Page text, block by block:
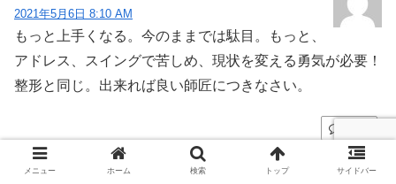
2021年5月6日 8:10 AM
もっと上手くなる。今のままでは駄目。もっと、
アドレス、スイングで苦しめ、現状を変える勇気が必要！
整形と同じ。出来れば良い師匠につきなさい。
コメントを書き込む
メニュー ホーム 検索 トップ サイドバー